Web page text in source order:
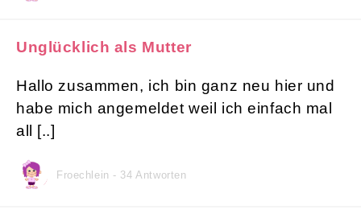
Unglücklich als Mutter
Hallo zusammen, ich bin ganz neu hier und
habe mich angemeldet weil ich einfach mal
all [..]
Froechlein - 34 Antworten